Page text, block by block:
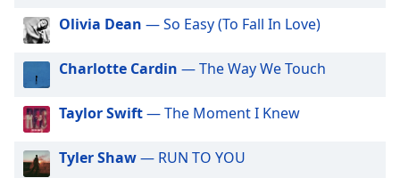
modal
window.
Beginning
dialog
window.
Olivia Dean — So Easy (To Fall In Love)
Charlotte Cardin — The Way We Touch
Taylor Swift— The Moment I Knew
Tyler Shaw— RUN TO YOU